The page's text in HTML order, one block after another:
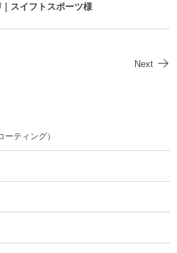
スイフトスポーツ様
Next
ティング）